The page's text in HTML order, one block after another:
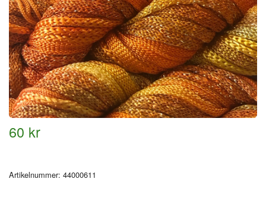
60 kr
Artikelnummer: 44000611